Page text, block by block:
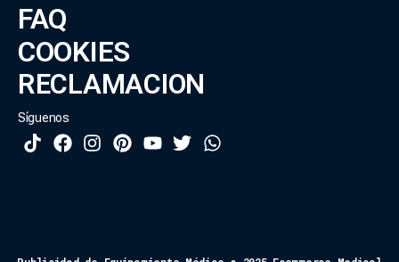
FAQ
COOKIES
RECLAMACION
Síguenos